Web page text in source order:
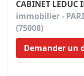
CABINET
immobilier -
(75008)
Demander un